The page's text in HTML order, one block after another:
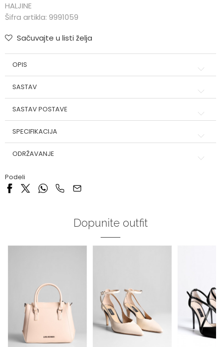
HALJINE
Šifra artikla: 9991059
Sačuvajte u listi želja
OPIS
SASTAV
SASTAV POSTAVE
SPECIFIKACIJA
ODRŽAVANJE
Podeli
Dopunite outfit